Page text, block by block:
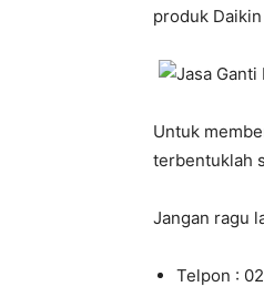
produk
Untuk
terbentuklah
Jangan ragu
Telpon :